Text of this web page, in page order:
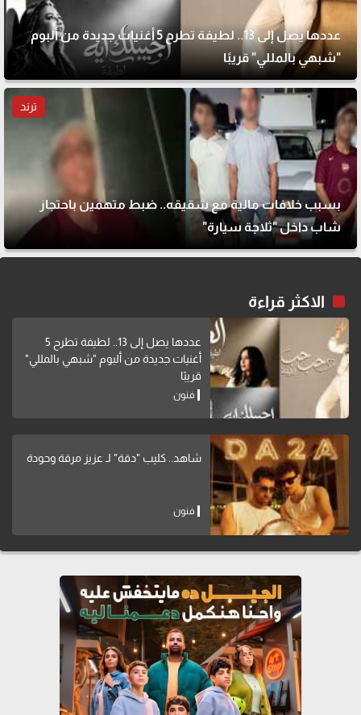
عددها يصل إلى 13.. لطيفة تطرح 5 أغنيات جديدة من ألبوم
"شبهي بالمللي" قريبًا
ترند
بسبب خلافات مالية مع شقيقه.. ضبط متهمين باحتجاز
شاب داخل "ثلاجة سيارة"
الاكثر قراءة
عددها يصل إلى 13.. لطيفة تطرح 5
أغنيات جديدة من ألبوم "شبهي بالمللي"
قريبًا
فنون
شاهد.. كليب "دقة" لـ عزيز مرقة وحودة
فنون